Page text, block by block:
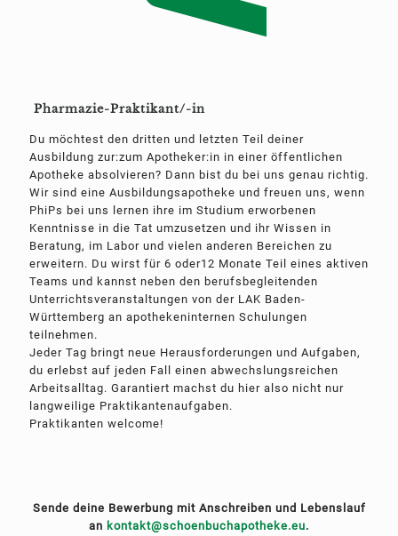
Pharmazie-Praktikant/-in
Du möchtest den dritten und letzten Teil deiner
Ausbildung zur:zum Apotheker:in in einer öffentlichen
Apotheke absolvieren? Dann bist du bei uns genau richtig.
Wir sind eine Ausbildungsapotheke und freuen uns, wenn
PhiPs bei uns lernen ihre im Studium erworbenen
Kenntnisse in die Tat umzusetzen und ihr Wissen in
Beratung, im Labor und vielen anderen Bereichen zu
erweitern. Du wirst für 6 oder12 Monate Teil eines aktiven
Teams und kannst neben den berufsbegleitenden
Unterrichtsveranstaltungen von der LAK Baden-
Württemberg an apothekeninternen Schulungen
teilnehmen.
Jeder Tag bringt neue Herausforderungen und Aufgaben,
du erlebst auf jeden Fall einen abwechslungsreichen
Arbeitsalltag. Garantiert machst du hier also nicht nur
langweilige Praktikantenaufgaben.
Praktikanten welcome!
Sende deine Bewerbung mit Anschreiben und Lebenslauf
an kontakt@schoenbuchapotheke.eu.